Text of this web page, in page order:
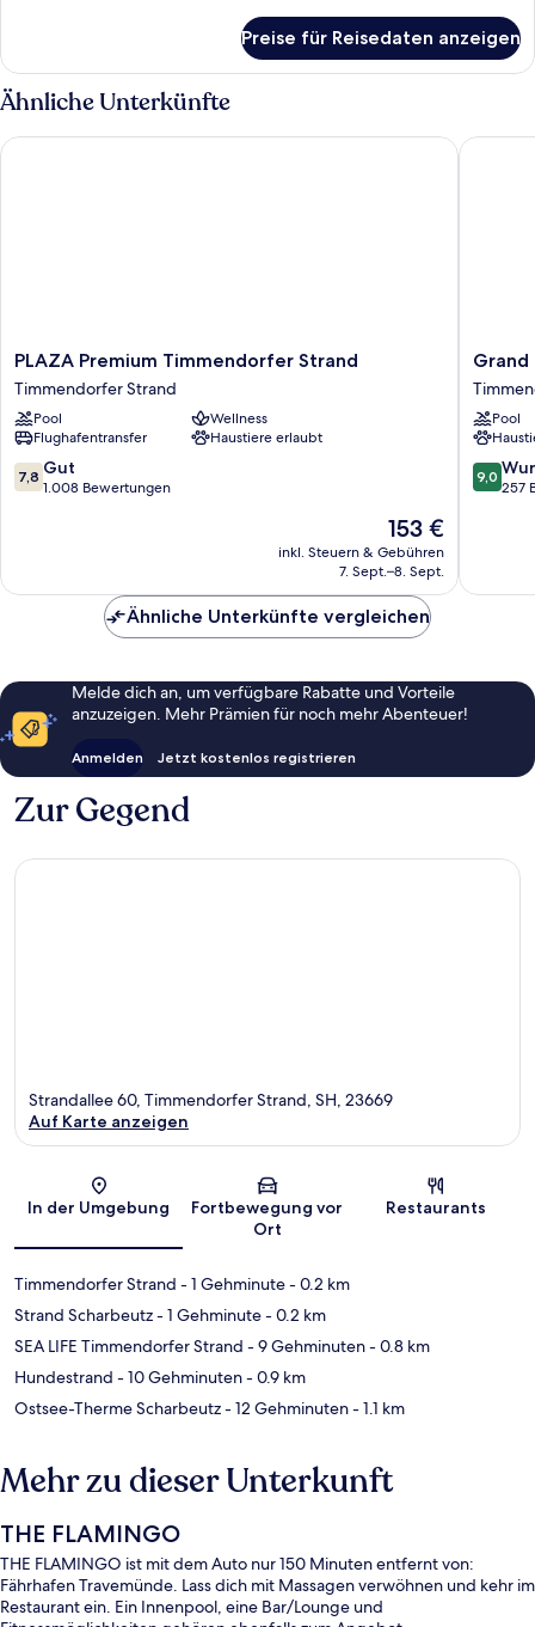
Preise für Reisedaten anzeigen
Ähnliche Unterkünfte
PLAZA
Premium
Timmendorfer
Strand
Timmendorfer
Strand
PLAZA Premium Timmendorfer Strand
Timmendorfer Strand
Pool
Wellness
Flughafentransfer
Haustiere erlaubt
7.8
von
7,8 Gut
1.008 Bewertungen
Der
Preis
beträgt
153 €
inkl. Steuern & Gebühren
7. Sept.–8. Sept.
PLAZA Premium Timmendorfer Strand
Grand
Hotel
Sea
Retreat
&
SPA
Grand
Pool
9.0
von
9,0
257
Grand
Ähnliche Unterkünfte vergleichen
Melde dich an, um verfügbare Rabatte und Vorteile
anzuzeigen. Mehr Prämien für noch mehr Abenteuer!
Anmelden Jetzt kostenlos registrieren
Zur Gegend
Karte
Strandallee 60, Timmendorfer Strand, SH, 23669
Auf Karte anzeigen
In der Umgebung
Fortbewegung vor
Ort
Restaurants
Timmendorfer Strand - 1 Gehminute- 0.2 km
Strand Scharbeutz- 1 Gehminute- 0.2 km
SEA LIFE Timmendorfer Strand - 9 Gehminuten- 0.8 km
Hundestrand - 10 Gehminuten- 0.9 km
Ostsee-Therme Scharbeutz- 12 Gehminuten- 1.1 km
Mehr zu dieser Unterkunft
THE FLAMINGO
THE FLAMINGO ist mit dem Auto nur 150 Minuten entfernt von:
Fährhafen Travemünde. Lass dich mit Massagen verwöhnen und kehr im
Restaurant ein. Ein Innenpool, eine Bar/Lounge und